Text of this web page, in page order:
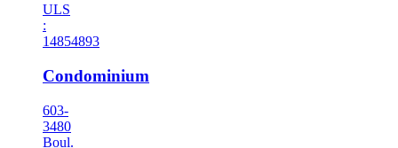
ULS
:
14854893
Condominium
603-
3480
Boul.